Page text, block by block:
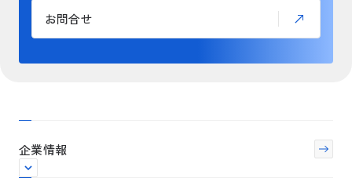
お問合せ
企業情報